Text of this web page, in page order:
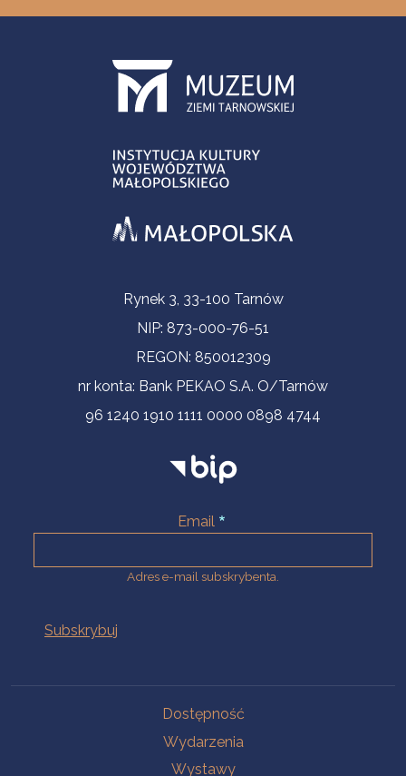
Informacje kontaktoweRynek 3, 33-100 Tarnów
NIP: 873-000-76-51
REGON: 850012309
nr konta: Bank PEKAO S.A. O/Tarnów
96 1240 1910 1111 0000 0898 4744
Email
Adres e-mail subskrybenta.
Dostępność
Wydarzenia
Wystawy